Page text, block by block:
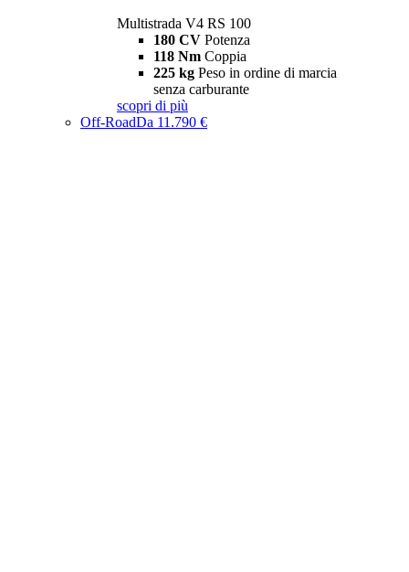
Multistrada V4 RS 100
180 CV Potenza
118 Nm Coppia
225 kg Peso in ordine di marcia
senza carburante
scopri di più
Off-RoadDa 11.790 €